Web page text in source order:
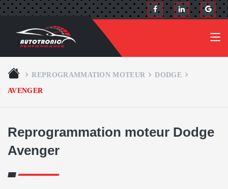
REPROGRAMMATION MOTEUR
DODGE
AVENGER
Reprogrammation moteur Dodge
Avenger